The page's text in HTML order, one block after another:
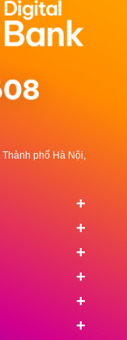
phố Hà Nội,
+
+
+
+
+
+